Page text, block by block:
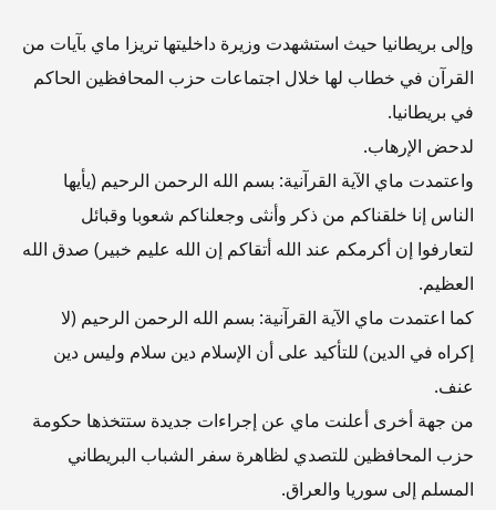
وإلى بريطانيا حيث استشهدت وزيرة داخليتها تريزا ماي بآيات من
القرآن في خطاب لها خلال اجتماعات حزب المحافظين الحاكم
في بريطانيا.
لدحض الإرهاب.
واعتمدت ماي الآية القرآنية: بسم الله الرحمن الرحيم (يأيها
الناس إنا خلقناكم من ذكر وأنثى وجعلناكم شعوبا وقبائل
لتعارفوا إن أكرمكم عند الله أتقاكم إن الله عليم خبير) صدق الله
العظيم.
كما اعتمدت ماي الآية القرآنية: بسم الله الرحمن الرحيم (لا
إكراه في الدين) للتأكيد على أن الإسلام دين سلام وليس دين
عنف.
من جهة أخرى أعلنت ماي عن إجراءات جديدة ستتخذها حكومة
حزب المحافظين للتصدي لظاهرة سفر الشباب البريطاني
المسلم إلى سوريا والعراق.